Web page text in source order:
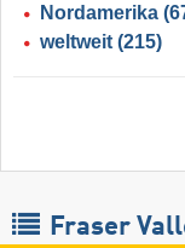
Nordamerika
weltweit (215)
Fraser